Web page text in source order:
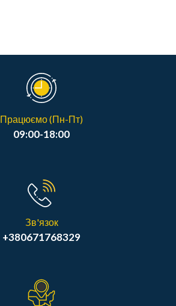
Працюємо (Пн-Пт)
09:00-18:00
Зв'язок
+380671768329